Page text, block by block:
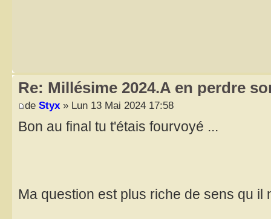
Re: Millésime 2024.A en perdre
de Styx » Lun 13 Mai 2024 17:58
Bon au final tu t'étais fourvoyé ...
Ma question est plus riche de sens qu il